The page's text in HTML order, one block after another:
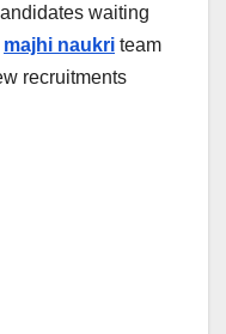
waiting
majhi naukri team
recruitments